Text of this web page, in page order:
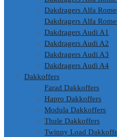
Dakdragers Alfa
Dakdragers Alfa
Dakdragers Audi A1
Dakdragers Audi A2
Dakdragers Audi A3
Dakdragers Audi A4
Dakkoffers
Farad Dakkoffers
Hapro Dakkoffers
Modula Dakkoffers
Thule Dakkoffers
Twinny Load